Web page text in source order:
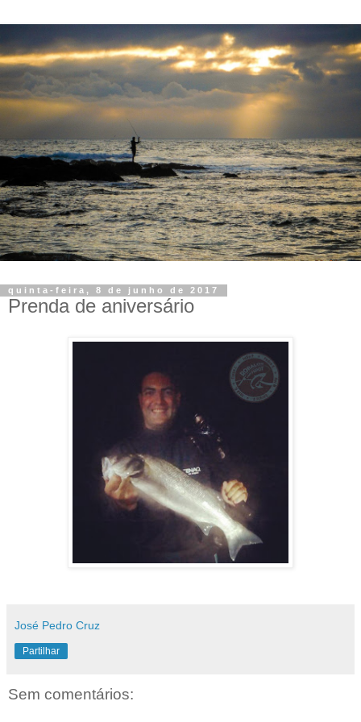
quinta-feira, 8 de junho de 2017
Prenda de aniversário
José Pedro Cruz
Partilhar
Sem comentários: